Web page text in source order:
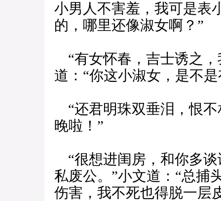
小男人不害羞，我可是表
的，哪里还像淑女啊？”
“有女怀春，吉士诱之，
道：“你这小淑女，是不
“还君明珠双垂泪，恨不
晚啦！”
“很想进闺房，和你多
私废公。”小文道：“总捕
伤害，我不死也得脱一层